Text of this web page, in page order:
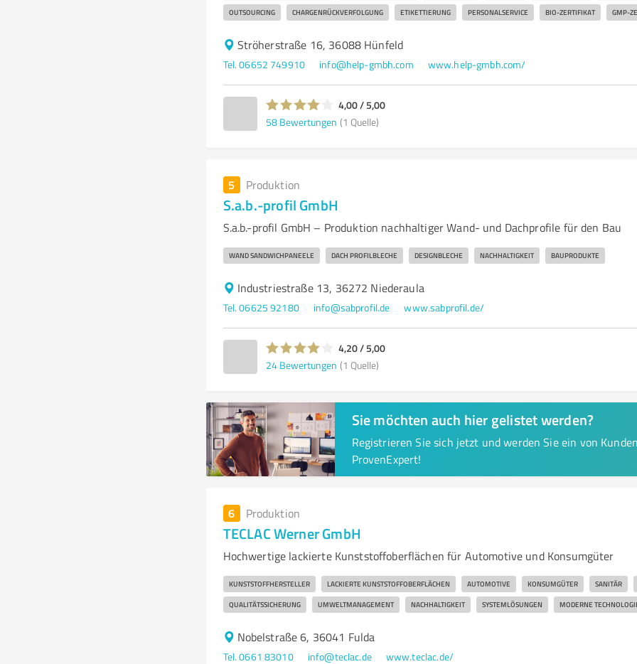
OUTSOURCING CHARGENRÜCKVERFOLGUNG ETIKETTIERUNG PERSONALSERVICE BIO-ZERTIFIKAT GMP-
Ströherstraße 16, 36088 Hünfeld
Tel. 06652 749910 info@help-gmbh.com www.help-gmbh.com/
4,00 / 5,00
58 Bewertungen (1 Quelle)
5 Produktion
S.a.b.-profil GmbH
S.a.b.-profil GmbH – Produktion nachhaltiger Wand- und Dachprofile für den Bau
WAND SANDWICHPANEELE DACH PROFILBLECHE DESIGNBLECHE NACHHALTIGKEIT BAUPRODUKTE
Industriestraße 13, 36272 Niederaula
Tel. 06625 92180 info@sabprofil.de www.sabprofil.de/
4,20 / 5,00
24 Bewertungen (1 Quelle)
Sie möchten auch hier gelistet werden?
Registrieren Sie sich jetzt und werden Sie ein von
ProvenExpert!
6 Produktion
TECLAC Werner GmbH
Hochwertige lackierte Kunststoffoberflächen für Automotive und Konsumgüter
KUNSTSTOFFHERSTELLER LACKIERTE KUNSTSTOFFOBERFLÄCHEN AUTOMOTIVE KONSUMGÜTER SANITÄR
QUALITÄTSSICHERUNG UMWELTMANAGEMENT NACHHALTIGKEIT SYSTEMLÖSUNGEN MODERNE
Nobelstraße 6, 36041 Fulda
Tel. 0661 83010 info@teclac.de www.teclac.de/